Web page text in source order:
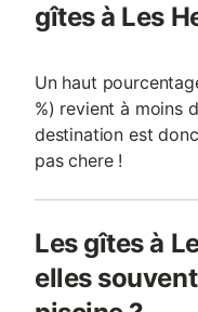
gîtes à Les
Un haut
%) revient à moins
destination est
pas chere !
Les gîtes à
elles